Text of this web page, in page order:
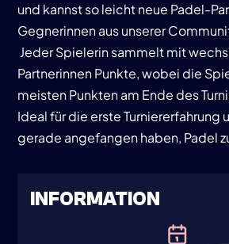
und kannst so leicht neue Padel-
Gegnerinnen aus unserer
Jeder Spielerin sammelt mit
Partnerinnen Punkte, wobei die
meisten Punkten am Ende des
Ideal für die erste Turniererfahrung
gerade angefangen haben, Padel
INFORMATION